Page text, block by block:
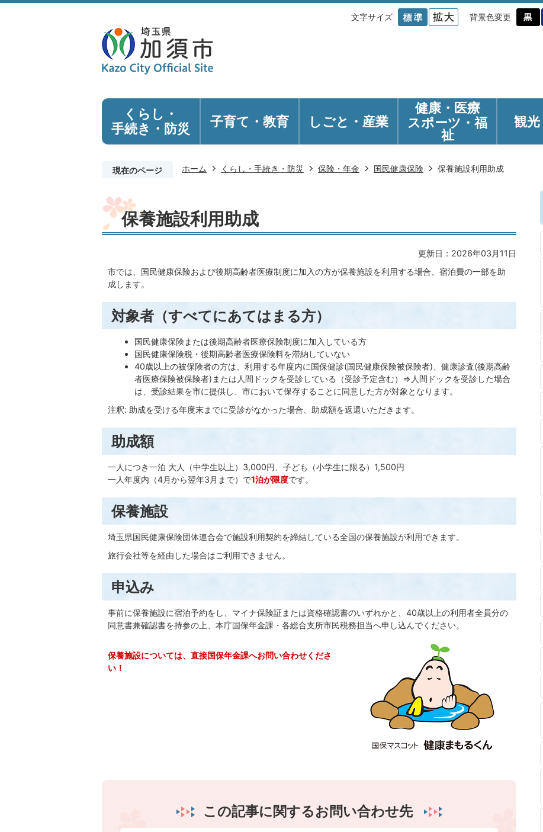
文字サイズ 背景色変更
くらし・
手続き ・防災 子育て・教育 しごと・産業
健康・医療
スポーツ・福
祉
観光
現在のページ ホーム くらし・手続き・防災 保険・年金 国民健康保険 保養施設利用助成
保養施設利用助成
更新日：2026年03月11日
市では、国民健康保険および後期高齢者医療制度に加入の方が保養施設を利用する場合、宿泊費の一部を助
成します。
対象者（すべてにあてはまる方）
国民健康保険または後期高齢者医療保険制度に加入している方
国民健康保険税・後期高齢者医療保険料を滞納していない
40歳以上の被保険者の方は、利用する年度内に国保健診(国民健康保険被保険者)、健康診査(後期高齢
者医療保険被保険者)または人間ドックを受診している（受診予定含む）⇒人間ドックを受診した場合
は、受診結果を市に提供し、市において保存することに同意した方が対象となります。
注釈: 助成を受ける年度末までに受診がなかった場合、助成額を返還いただきます。
助成額
一人につき一泊 大人（中学生以上）3,000円、子ども（小学生に限る）1,500円
一人年度内（4月から翌年3月まで）で1泊が限度です。
保養施設
埼玉県国民健康保険団体連合会で施設利用契約を締結している全国の保養施設が利用できます。
旅行会社等を経由した場合はご利用できません。
申込み
事前に保養施設に宿泊予約をし、マイナ保険証または資格確認書のいずれかと、40歳以上の利用者全員分の
同意書兼確認書を持参の上、本庁国保年金課・各総合支所市民税務担当へ申し込んでください。
保養施設については、直接国保年金課へお問い合わせくださ
い！
この記事に関するお問い合わせ先